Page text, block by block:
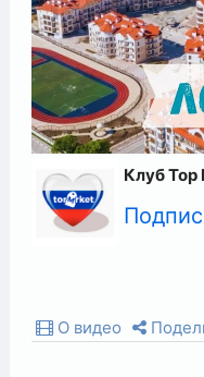
Клуб Тор
О видео